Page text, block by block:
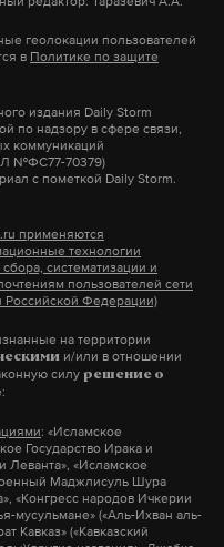
Красавцы! Хотели
Всякие
— «Это самое
о народных
заметил Смол.
достигло
Storm вMAX. Он
интернет.
, ДзениVK
Telegram
VK
геолокации пользователей
в Политике по защите
издания Daily Storm
по надзору в сфере связи,
коммуникаций
№ФС77-70379)
с пометкой Daily Storm.
применяются
технологии
систематизации и
пользователей сети
Российской Федерации)
на территории
и/или в отношении
силу решение о
: «Исламское
Государство Ирака и
Леванта», «Исламское
Маджлисуль Шура
«Конгресс народов Ичкерии
мусульмане» («Аль-Ихван аль-
Кавказ» («Кавказский